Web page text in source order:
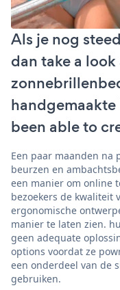
Als je nog
dan take a
been able to
Een paar maanden
beurzen en
een manier om online
bezoekers de kwaliteit
ergonomische
manier te laten zien.
geen adequate
options voordat ze
een onderdeel van de
gebruiken.